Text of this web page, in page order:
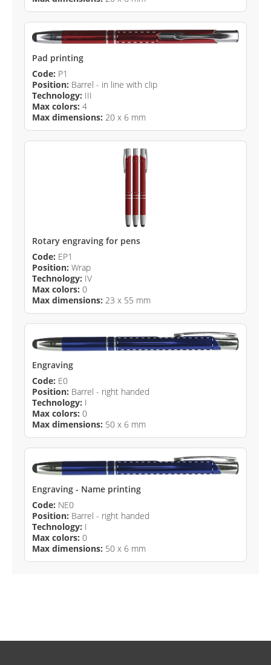
Pad printing
Code: P1
Position: Barrel - in line with clip
Technology: III
Max colors: 4
Max dimensions: 20 x 6 mm
Rotary engraving for pens
Code: EP1
Position: Wrap
Technology: IV
Max colors: 0
Max dimensions: 23 x 55 mm
Engraving
Code: E0
Position: Barrel - right handed
Technology: I
Max colors: 0
Max dimensions: 50 x 6 mm
Engraving - Name printing
Code: NE0
Position: Barrel - right handed
Technology: I
Max colors: 0
Max dimensions: 50 x 6 mm